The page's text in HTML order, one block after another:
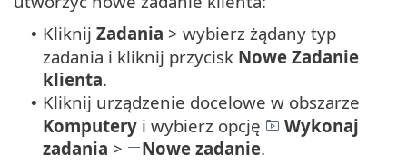
• Kliknij Zadania > wybierz żądany typ
zadania i kliknij przycisk Nowe Zadanie
klienta.
• Kliknij urządzenie docelowe w obszarze
Komputery i wybierz opcję
Wykonaj
zadania > Nowe zadanie.